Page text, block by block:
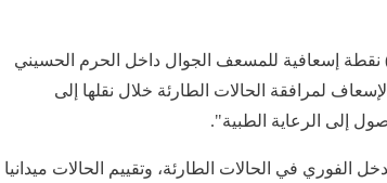
الهيئة أن "خطة الانتشار الميداني شملت توزيع (14) نقطة إسعافية للمسعف الجوال داخل الحرم الحسيني
لمرافقة الحالات الطارئة خلال نقلها إلى
إلى الرعاية الطبية".
الفوري في الحالات الطارئة، وتقييم الحالات ميدانيا